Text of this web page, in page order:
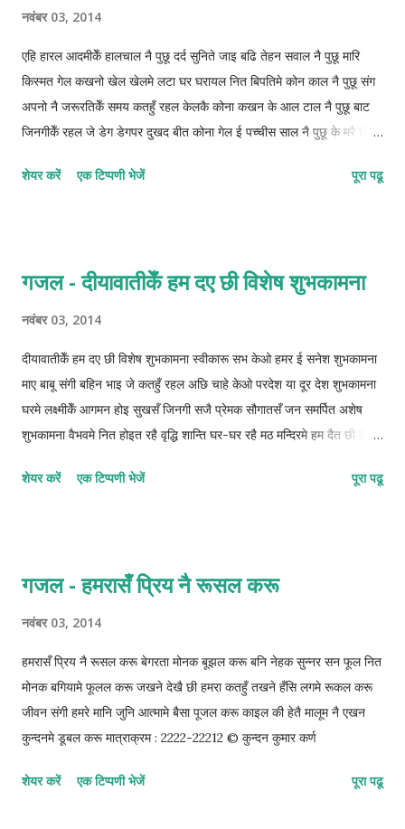
नवंबर 03, 2014
एहि हारल आदमीकेँ हालचाल नै पुछू दर्द सुनिते जाइ बढि तेहन सवाल नै पुछू मारि
किस्मत गेल कखनो खेल खेलमे लटा घर घरायल नित बिपतिमे कोन काल नै पुछू संग
अपनो नै जरूरतिकेँ समय कतहुँ रहल केलकै कोना कखन के आल टाल नै पुछू बाट
जिनगीकेँ रहल जे डेग डेगपर दुखद बीत कोना गेल ई पच्चीस साल नै पुछू के मरै छै एत
2122-2122-2121-212 © कुन्दन कुमार कर्ण
शेयर करें एक टिप्पणी भेजें पूरा पढू
गजल - दीयावातीकेँ हम दए छी विशेष शुभकामना
नवंबर 03, 2014
दीयावातीकेँ हम दए छी विशेष शुभकामना स्वीकारू सभ केओ हमर ई सनेश शुभकामना
माए बाबू संगी बहिन भाइ जे कतहुँ रहल अछि चाहे केओ परदेश या दूर देश शुभकामना
घरमे लक्ष्मीकेँ आगमन होइ सुखसँ जिनगी सजै प्रेमक सौगातसँ जन समर्पित अशेष
शुभकामना वैभवमे नित होइत रहै वृद्धि शान्ति घर-घर रहै मठ मन्दिरमे हम दैत छी दीप
लक्ष्मी गणेश शुभकामना मात्राक्रम: 22222-2122-121-2212 © कुन्दन कुमार कर्ण
शेयर करें एक टिप्पणी भेजें पूरा पढू
गजल - हमरासँ प्रिय नै रूसल करू
नवंबर 03, 2014
हमरासँ प्रिय नै रूसल करू बेगरता मोनक बूझल करू बनि नेहक सुन्नर सन फूल नित
मोनक बगियामे फूलल करू जखने देखै छी हमरा कतहुँ तखने हँसि लगमे रूकल करू
जीवन संगी हमरे मानि जुनि आत्मामे बैसा पूजल करू काइल की हेतै मालूम नै एखन
कुन्दनमे डूबल करू मात्राक्रम : 2222-22212 © कुन्दन कुमार कर्ण
शेयर करें एक टिप्पणी भेजें पूरा पढू